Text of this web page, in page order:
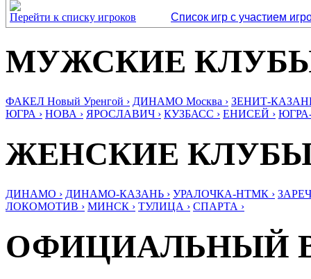
Перейти к списку игроков
Список игр с участием
МУЖСКИЕ
ФАКЕЛ Новый Уренгой › ДИНАМО Москва › ЗЕНИТ-
ЮГРА › НОВА › ЯРОСЛАВИЧ › КУЗБАСС › ЕНИСЕЙ ›
ЖЕНСКИЕ
ДИНАМО › ДИНАМО-КАЗАНЬ › УРАЛОЧКА-НТМК ›
ЛОКОМОТИВ › МИНСК › ТУЛИЦА › СПАРТА ›
ОФИЦИАЛЬНЫЙ